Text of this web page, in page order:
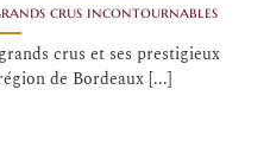
crus incontournables
crus et ses prestigieux
de Bordeaux [...]